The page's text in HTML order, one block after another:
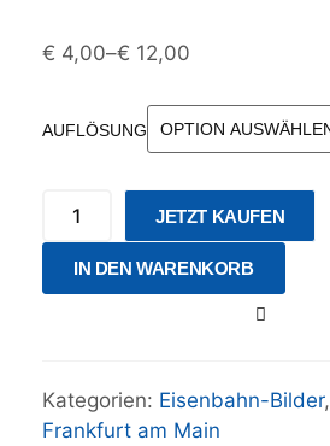
€ 4,00–€ 12,00
AUFLÖSUNG
JETZT KAUFEN
IN DEN WARENKORB
Kategorien: Eisenbahn-Bilder,
Frankfurt am Main